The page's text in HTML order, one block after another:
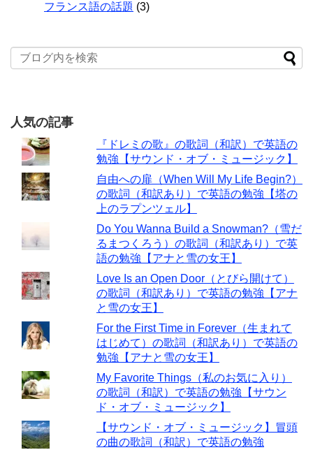
フランス語の話題 (3)
人気の記事
『ドレミの歌』の歌詞（和訳）で英語の
勉強【サウンド・オブ・ミュージック】
自由への扉（When Will My Life Begin?）
の歌詞（和訳あり）で英語の勉強【塔の
上のラプンツェル】
Do You Wanna Build a Snowman?（雪だ
るまつくろう）の歌詞（和訳あり）で英
語の勉強【アナと雪の女王】
Love Is an Open Door（とびら開けて）
の歌詞（和訳あり）で英語の勉強【アナ
と雪の女王】
For the First Time in Forever（生まれて
はじめて）の歌詞（和訳あり）で英語の
勉強【アナと雪の女王】
My Favorite Things（私のお気に入り）
の歌詞（和訳）で英語の勉強【サウン
ド・オブ・ミュージック】
【サウンド・オブ・ミュージック】冒頭
の曲の歌詞（和訳）で英語の勉強